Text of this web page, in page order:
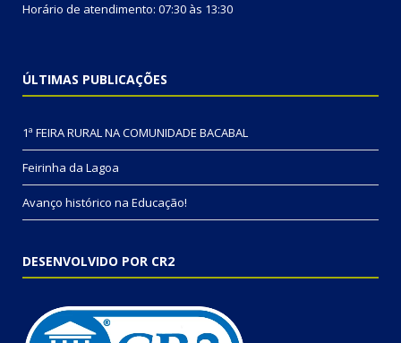
Horário de atendimento: 07:30 às 13:30
ÚLTIMAS PUBLICAÇÕES
1ª FEIRA RURAL NA COMUNIDADE BACABAL
Feirinha da Lagoa
Avanço histórico na Educação!
DESENVOLVIDO POR CR2